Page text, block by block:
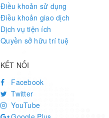
Điều khoản sử dụng
Điều khoản giao dịch
Dịch vụ tiện ích
Quyền sở hữu trí tuệ
KẾT NỐI
Facebook
Twitter
YouTube